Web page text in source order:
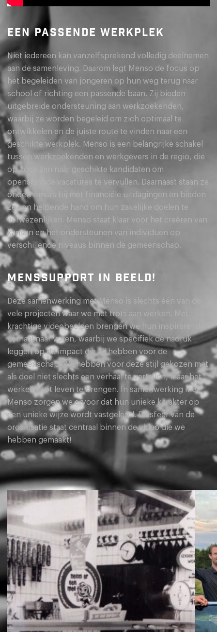
EEN PASSENDE WERKPLEK
Niet iedereen kan vanzelfsprekend volledig deelnemen
aan de samenleving. Daarom legt Menso de focus op
het begeleiden van jongeren op hun weg terug naar
school of richting een passende baan. Zij bieden
uitgebreide ondersteuning aan werkzoekenden,
waarbij ze worden begeleid om zich optimaal te
ontwikkelen en de juiste route te vinden naar een
geschikte werkplek. Menso is een belangrijke schakel
tussen werkzoekenden en werkgevers in de regio, die
op zoek zijn naar geschikte kandidaten om
openstaande vacatures te vervullen. Daarnaast staan ze
ondernemers bij met financiële uitdagingen en bieden
ze een helpende hand om hun zakelijke doelen te
verwezenlijken. Menso staat klaar voor het creëren van
kansen en het ondersteunen van individuen op
verschillende niveaus binnen de gemeenschap.
MENSSUPPORT IN BEELD!
Deze samenwerking met Menso is slechts één van de
vele projecten waar we met trots aan werken. Met
krachtige videobeelden brengen we hun inspirerende
verhaal naar voren, waarbij we specifiek de nadruk
leggen op de impact die zij hebben voor de
gemeenschap. We hebben voor deze stijl gekozen met
als doel niet slechts een verhaal te vertellen, maar het
werkelijk tot leven te brengen. In samenwerking met
Menso zorgen we ervoor dat hun unieke karakter op
een unieke wijze wordt vastgelegd. De sfeer van de
organisatie staat centraal binnen de video die we
hebben gemaakt!